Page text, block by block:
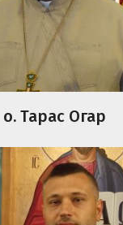
о. Тарас Огар